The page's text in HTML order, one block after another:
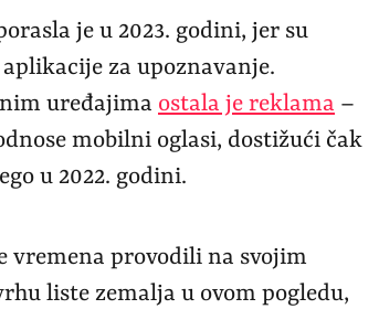
je u 2023. godini, jer su
za upoznavanje.
uređajima ostala je reklama –
mobilni oglasi, dostižući čak
u 2022. godini.
vremena provodili na svojim
liste zemalja u ovom pogledu,